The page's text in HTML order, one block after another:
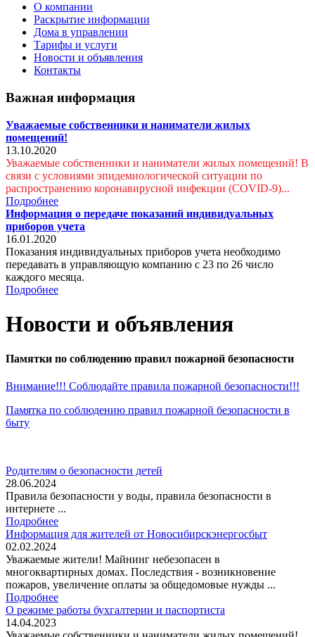
О компании
Раскрытие информации
Дома в управлении
Тарифы и услуги
Новости и объявления
Контакты
Важная информация
Уважаемые собственники и наниматели жилых
помещений!
13.10.2020
Уважаемые собственники и наниматели жилых помещений! В
связи с условиями эпидемиологической ситуации по
распространению коронавирусной инфекции (COVID-9)...
Подробнее
Информация о передаче показаний индивидуальных
приборов учета
16.01.2020
Показания индивидуальных приборов учета необходимо
передавать в управляющую компанию с 23 по 26 число
каждого месяца.
Подробнее
Новости и объявления
Памятки по соблюдению правил пожарной безопасности
Внимание!!! Соблюдайте правила пожарной безопасности!!!
Памятка по соблюдению правил пожарной безопасности в
быту
Родителям о безопасности детей
28.06.2024
Правила безопасности у воды, правила безопасности в
интернете ...
Подробнее
Информация для жителей от Новосибирскэнергосбыт
02.02.2024
Уважаемые жители! Майнинг небезопасен в
многоквартирных домах. Последствия - возникновение
пожаров, увеличение оплаты за общедомовые нужды ...
Подробнее
О режиме работы бухгалтерии и паспортиста
14.04.2023